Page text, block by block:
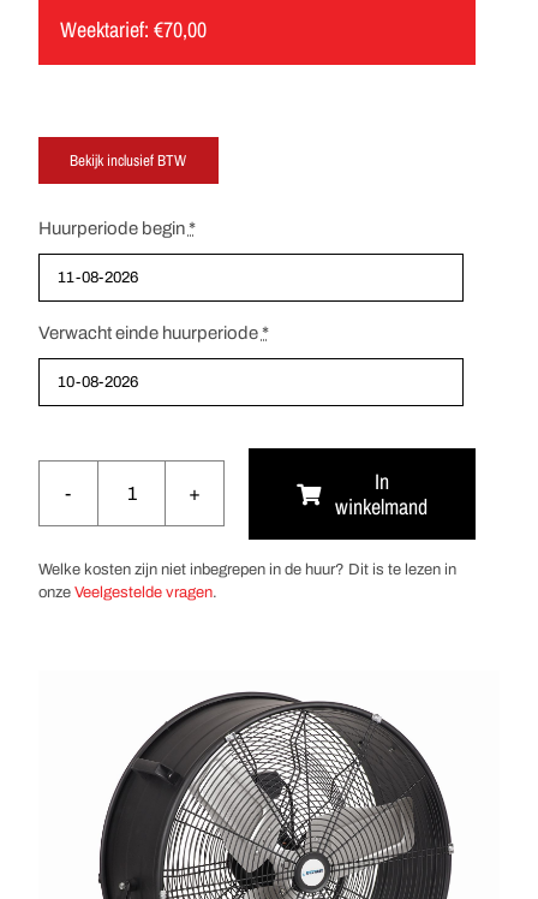
Weektarief: €70,00
Huurperiode begin*
Verwacht einde huurperiode*
Windmachine
11.700
m³/uur
aantal
In
winkelmand
Welke kosten zijn niet inbegrepen in de huur? Dit is te lezen in
onze Veelgestelde vragen.